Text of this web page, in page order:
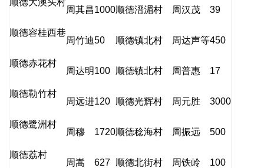
顺德大澳头村
周其昌1000顺德溍湄村 周汉茂 39
顺德容桂西巷
周竹迪50 顺德镇北村 周达声等450
顺德赤花村
周达明100 顺德镇北村 周普惠 17
顺德勒竹村
周远进120 顺德光辉村 周元胜 3000
顺德鹭洲村
周穆 1720顺德稔海村 周振远 500
顺德荔村
周嵩 627 顺德北街村 周铁岭 100